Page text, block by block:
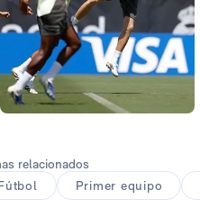
relacionados
Primer equipo